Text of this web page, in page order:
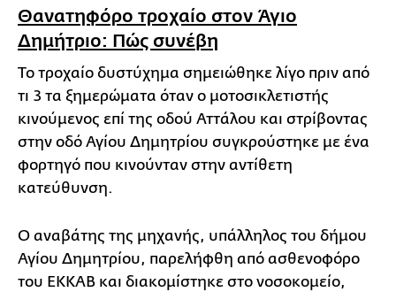
Θανατηφόρο τροχαίο στον Άγιο
Δημήτριο: Πώς συνέβη
Το τροχαίο δυστύχημα σημειώθηκε λίγο πριν από
τι 3 τα ξημερώματα όταν ο μοτοσικλετιστής
κινούμενος επί της οδού Αττάλου και στρίβοντας
στην οδό Αγίου Δημητρίου συγκρούστηκε με ένα
φορτηγό που κινούνταν στην αντίθετη
κατεύθυνση.
Ο αναβάτης της μηχανής, υπάλληλος του δήμου
Αγίου Δημητρίου, παρελήφθη από ασθενοφόρο
του ΕΚΚΑΒ και διακομίστηκε στο νοσοκομείο,